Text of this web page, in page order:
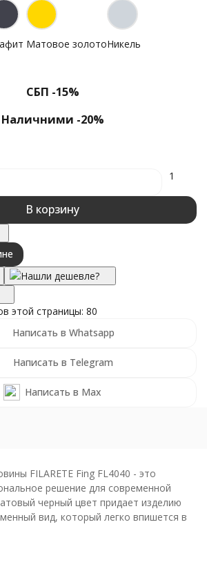
Матовое золотоНикель
СБП -15%
Наличними -20%
1
В корзину
Нашли дешевле?
этой страницы: 80
Написать в Whatsapp
Написать в Telegram
Написать в Max
FILARETE Fing FL4040 - это
решение для современной
черный цвет придает изделию
вид, который легко впишется в